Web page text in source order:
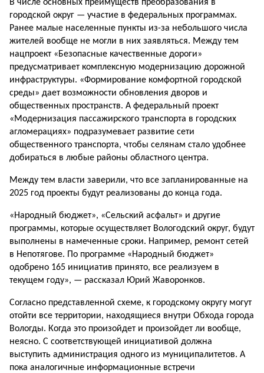
В числе основных преимуществ преобразования в
городской округ — участие в федеральных программах.
Ранее малые населенные пункты из-за небольшого числа
жителей вообще не могли в них заявляться. Между тем
нацпроект «Безопасные качественные дороги»
предусматривает комплексную модернизацию дорожной
инфраструктуры. «Формирование комфортной городской
среды» дает возможности обновления дворов и
общественных пространств. А федеральный проект
«Модернизация пассажирского транспорта в городских
агломерациях» подразумевает развитие сети
общественного транспорта, чтобы селянам стало удобнее
добираться в любые районы областного центра.
Между тем власти заверили, что все запланированные на
2025 год проекты будут реализованы до конца года.
«Народный бюджет», «Сельский асфальт» и другие
программы, которые осуществляет Вологодский округ, будут
выполнены в намеченные сроки. Например, ремонт сетей
в Непотягове. По программе «Народный бюджет»
одобрено 165 инициатив принято, все реализуем в
текущем году», — рассказал Юрий Жаворонков.
Согласно представленной схеме, к городскому округу могут
отойти все территории, находящиеся внутри Обхода города
Вологды. Когда это произойдет и произойдет ли вообще,
неясно. С соответствующей инициативой должна
выступить администрация одного из муниципалитетов. А
пока аналогичные информационные встречи